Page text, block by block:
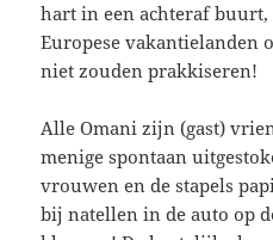
hart in een achteraf
Europese vakantielanden
niet zouden prakkiseren!
Alle Omani zijn (gast)
menige spontaan
vrouwen en de stapels
bij natellen in de auto op